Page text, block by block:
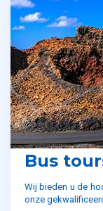
Bus
Wij bieden u de
onze